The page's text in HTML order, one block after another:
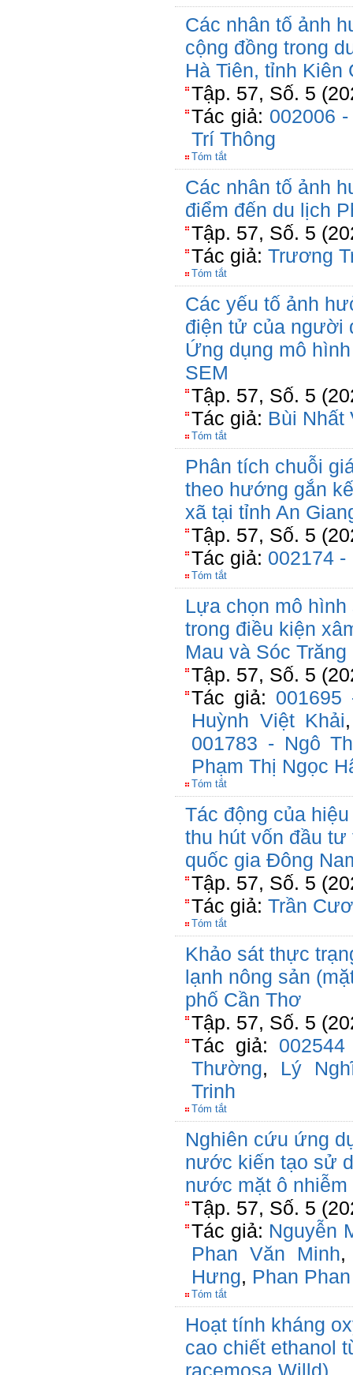
Các nhân tố ảnh
cộng đồng trong
Hà Tiên, tỉnh Kiên
Tập. 57, Số. 5
Tác giả: 002006
Trí Thông
Tóm tắt
Các nhân tố ảnh
điểm đến du lịch
Tập. 57, Số. 5
Tác giả: Trương
Tóm tắt
Các yếu tố ảnh
điện tử của người
Ứng dụng mô
SEM
Tập. 57, Số. 5
Tác giả: Bùi Nhất
Tóm tắt
Phân tích chuỗi
theo hướng gắn
xã tại tỉnh An
Tập. 57, Số. 5
Tác giả: 002174 -
Tóm tắt
Lựa chọn mô
trong điều kiện
Mau và Sóc Trăng
Tập. 57, Số. 5
Tác giả:
Huỳnh Việt Khải
001783 - Ngô
Phạm Thị Ngọc
Tóm tắt
Tác động của
thu hút vốn đầu
quốc gia Đông
Tập. 57, Số. 5
Tác giả: Trần
Tóm tắt
Khảo sát thực
lạnh nông sản
phố Cần Thơ
Tập. 57, Số. 5
Tác giả:
Thường, Lý
Trinh
Tóm tắt
Nghiên cứu ứng
nước kiến tạo sử
nước mặt ô nhiễm
Tập. 57, Số. 5
Tác giả: Nguyễn
Phan Văn Minh
Hưng, Phan
Tóm tắt
Hoạt tính kháng
cao chiết ethanol
racemosa Willd)